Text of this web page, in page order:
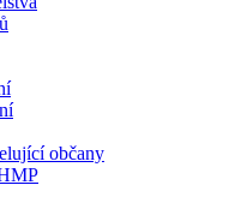
občany